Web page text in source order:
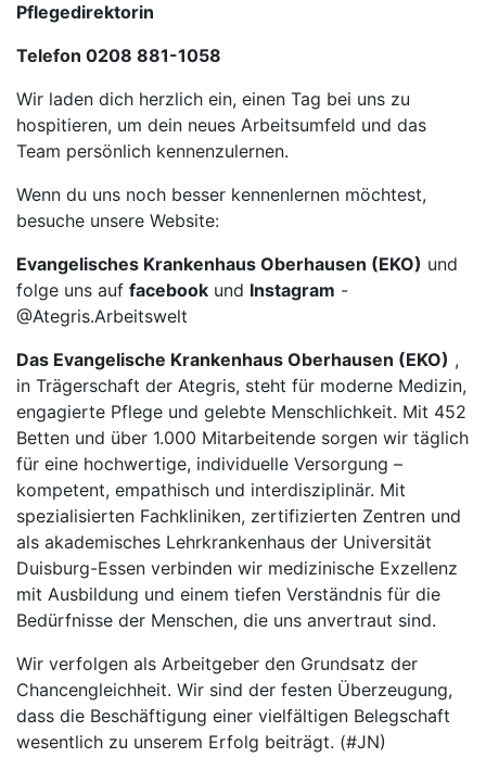
Pflegedirektorin
Telefon 0208 881-1058
Wir laden dich herzlich ein, einen Tag bei uns zu
hospitieren, um dein neues Arbeitsumfeld und das
Team persönlich kennenzulernen.
Wenn du uns noch besser kennenlernen möchtest,
besuche unsere Website:
Evangelisches Krankenhaus Oberhausen (EKO) und
folge uns auf facebook und Instagram -
@Ategris.Arbeitswelt
Das Evangelische Krankenhaus Oberhausen (EKO) ,
in Trägerschaft der Ategris, steht für moderne Medizin,
engagierte Pflege und gelebte Menschlichkeit. Mit 452
Betten und über 1.000 Mitarbeitende sorgen wir täglich
für eine hochwertige, individuelle Versorgung –
kompetent, empathisch und interdisziplinär. Mit
spezialisierten Fachkliniken, zertifizierten Zentren und
als akademisches Lehrkrankenhaus der Universität
Duisburg-Essen verbinden wir medizinische Exzellenz
mit Ausbildung und einem tiefen Verständnis für die
Bedürfnisse der Menschen, die uns anvertraut sind.
Wir verfolgen als Arbeitgeber den Grundsatz der
Chancengleichheit. Wir sind der festen Überzeugung,
dass die Beschäftigung einer vielfältigen Belegschaft
wesentlich zu unserem Erfolg beiträgt. (#JN)